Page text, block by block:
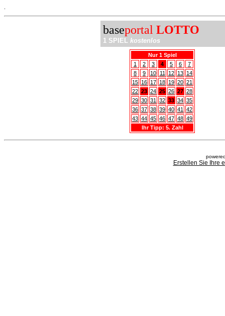
baseportal LOTTO
1 SPIEL kostenlos
Nur 1 Spiel
1
2 3 4 5 6
7
8
9 10 11 12 13 14
15 16 17 18 19 20 21
22 23 24 25 26 27 28
29 30 31 32 33 34 35
36 37 38 39 40 41
42
43 44 45 46 47 48 49
Ihr Tipp: 5. Zahl
Erstellen Sie Ihre